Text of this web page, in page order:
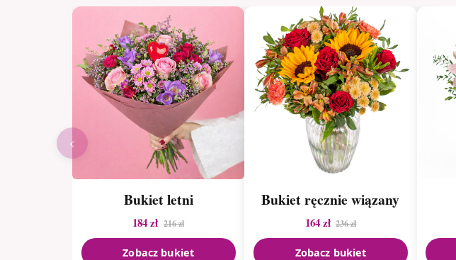
Bukiet letni
184 zł 216 zł
Zobacz bukiet
Bukiet ręcznie wiązany
164 zł 236 zł
Zobacz bukiet
‹